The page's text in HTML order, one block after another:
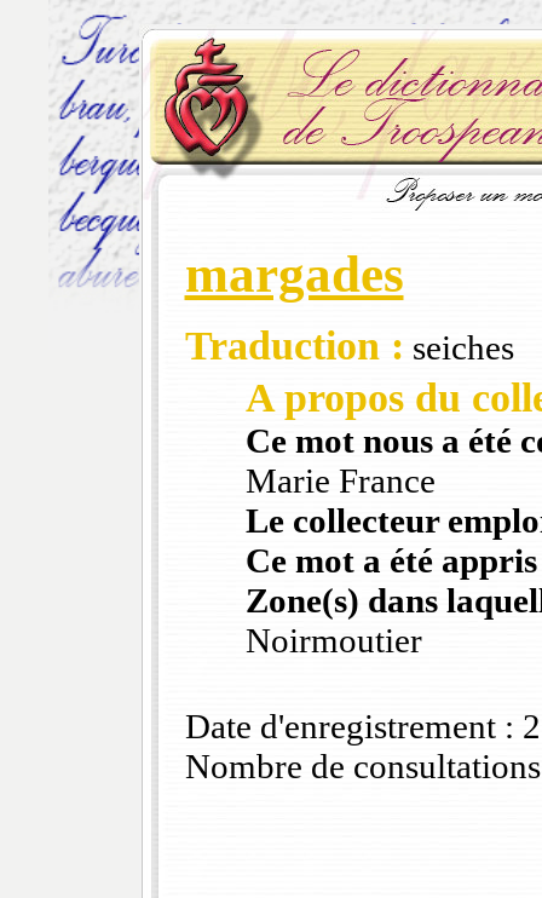
margades
Traduction : seiches
A propos du
Ce mot nous a été
Marie France
Le collecteur
Ce mot a été
Zone(s) dans
Noirmoutier
Date d'enregistrement :
Nombre de